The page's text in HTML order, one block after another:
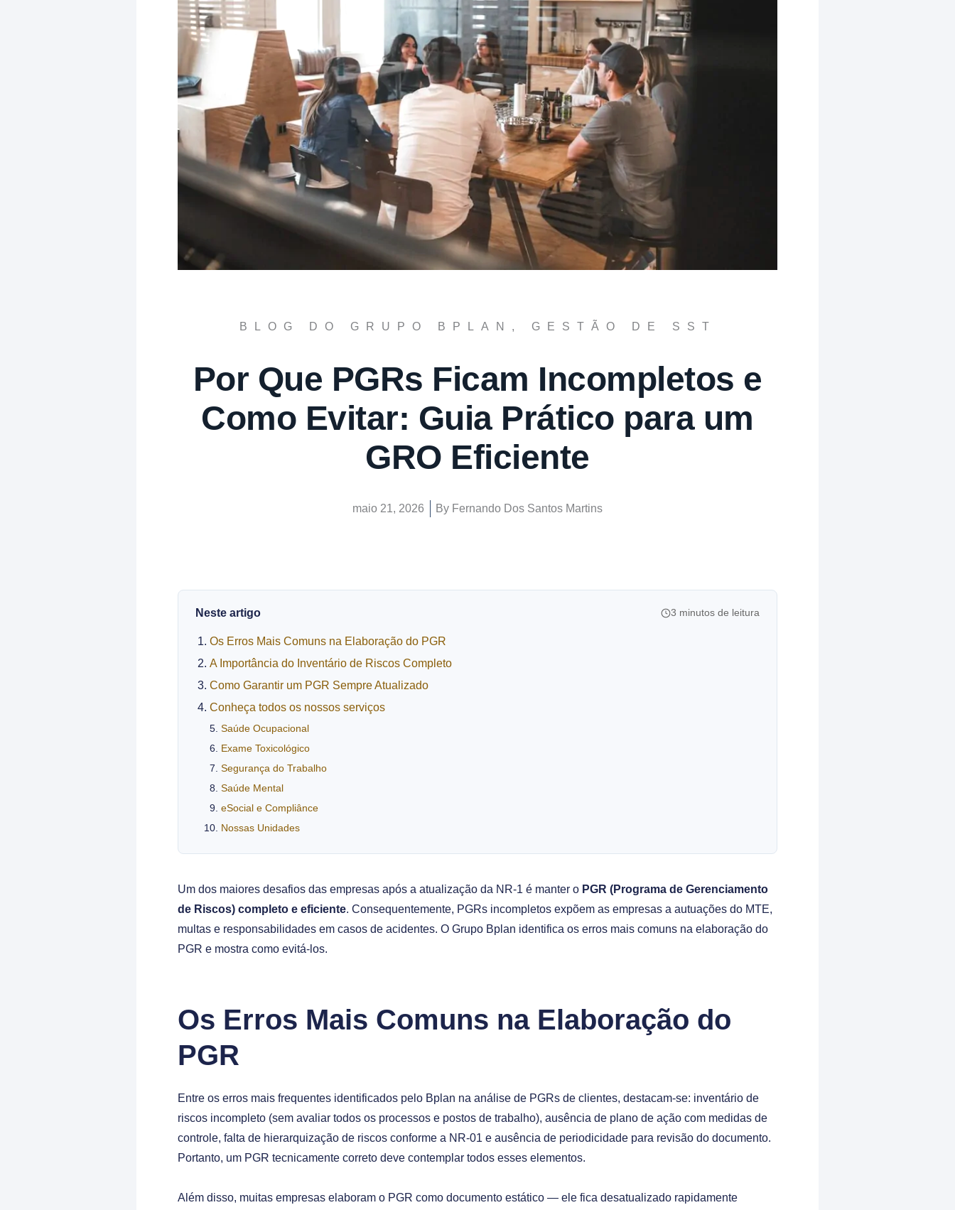
BLOG DO GRUPO BPLAN , GESTÃO DE SST
Por Que PGRs Ficam Incompletos e
Como Evitar: Guia Prático para um
GRO Eficiente
maio 21, 2026 By Fernando Dos Santos Martins
Neste artigo 3 minutos de leitura
Os Erros Mais Comuns na Elaboração do PGR
A Importância do Inventário de Riscos Completo
Como Garantir um PGR Sempre Atualizado
Conheça todos os nossos serviços
Saúde Ocupacional
Exame Toxicológico
Segurança do Trabalho
Saúde Mental
eSocial e Compliânce
Nossas Unidades
Um dos maiores desafios das empresas após a atualização da NR-1 é manter o PGR (Programa de Gerenciamento
de Riscos) completo e eficiente. Consequentemente, PGRs incompletos expõem as empresas a autuações do MTE,
multas e responsabilidades em casos de acidentes. O Grupo Bplan identifica os erros mais comuns na elaboração do
PGR e mostra como evitá-los.
Os Erros Mais Comuns na Elaboração do
PGR
Entre os erros mais frequentes identificados pelo Bplan na análise de PGRs de clientes, destacam-se: inventário de
riscos incompleto (sem avaliar todos os processos e postos de trabalho), ausência de plano de ação com medidas de
controle, falta de hierarquização de riscos conforme a NR-01 e ausência de periodicidade para revisão do documento.
Portanto, um PGR tecnicamente correto deve contemplar todos esses elementos.
Além disso, muitas empresas elaboram o PGR como documento estático — ele fica desatualizado rapidamente